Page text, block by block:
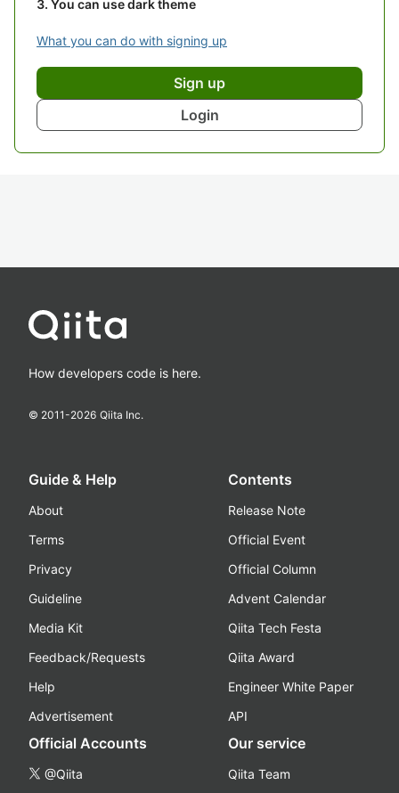
You can use dark theme
What you can do with signing up
Sign up
Login
How developers code is here.
© 2011-2026 Qiita Inc.
Guide & Help
About
Terms
Privacy
Guideline
Media Kit
Feedback/Requests
Help
Advertisement
Contents
Release Note
Official Event
Official Column
Advent Calendar
Qiita Tech Festa
Qiita Award
Engineer White Paper
API
Official Accounts
@Qiita
Our service
Qiita Team